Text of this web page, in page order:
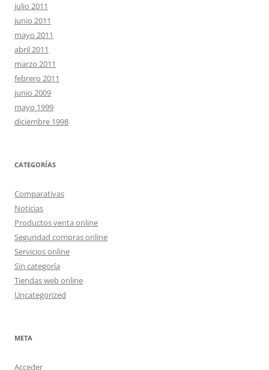
julio 2011
junio 2011
mayo 2011
abril 2011
marzo 2011
febrero 2011
junio 2009
mayo 1999
diciembre 1998
CATEGORÍAS
Comparativas
Noticias
Productos venta online
Seguridad compras online
Servicios online
Sin categoría
Tiendas web online
Uncategorized
META
Acceder